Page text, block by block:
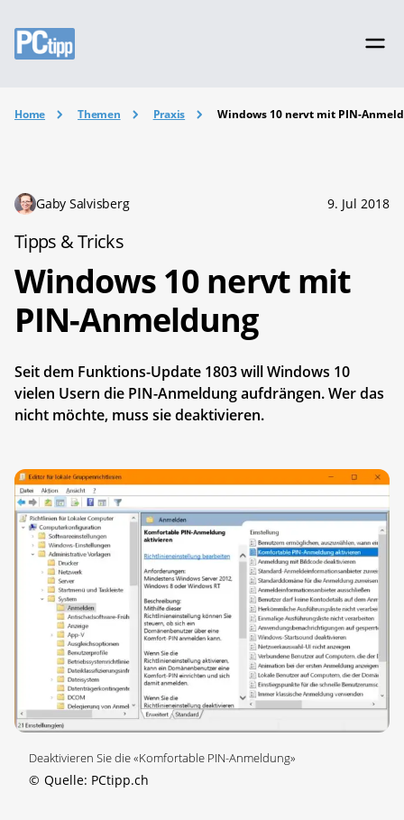
Home Themen Praxis Windows 10 nervt mit PIN-
Gaby Salvisberg 9. Jul 2018
Tipps & Tricks
Windows 10 nervt mit
PIN-Anmeldung
Seit dem Funktions-Update 1803 will Windows 10
vielen Usern die PIN-Anmeldung aufdrängen. Wer das
nicht möchte, muss sie deaktivieren.
Deaktivieren Sie die «Komfortable PIN-Anmeldung»
© Quelle: PCtipp.ch